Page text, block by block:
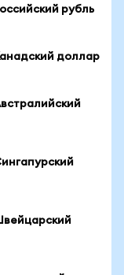
рубль
доллар